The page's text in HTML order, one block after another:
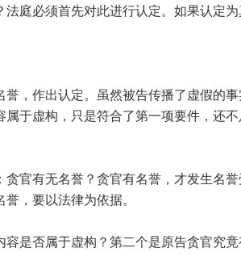
庭必须首先对此进行认定。如果认定
，作出认定。虽然被告传播了虚假的事
于虚构，只是符合了第一项要件，还
官有无名誉？贪官有名誉，才发生名誉
，要以法律为依据。
是否属于虚构？第二个是原告贪官究